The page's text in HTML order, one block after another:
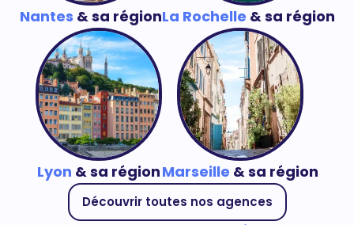
Nantes & sa régionLa Rochelle & sa région
Lyon & sa régionMarseille & sa région
Découvrir toutes nos agences